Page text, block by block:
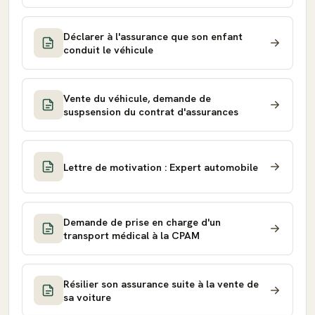
Déclarer à l'assurance que son enfant
conduit le véhicule
Vente du véhicule, demande de
suspsension du contrat d'assurances
Lettre de motivation : Expert automobile
Demande de prise en charge d'un
transport médical à la CPAM
Résilier son assurance suite à la vente de
sa voiture